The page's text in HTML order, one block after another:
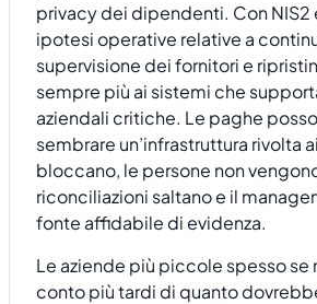
privacy dei dipendenti. Con NIS2
ipotesi operative relative a
supervisione dei fornitori e
sempre più ai sistemi che
aziendali critiche. Le paghe
sembrare un’infrastruttura rivolta
bloccano, le persone non
riconciliazioni saltano e il
fonte affidabile di evidenza.
Le aziende più piccole spesso se
conto più tardi di quanto